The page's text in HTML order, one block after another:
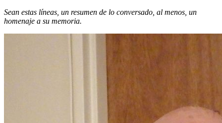
Sean estas líneas, un resumen de lo conversado, al menos, un
homenaje a su memoria.